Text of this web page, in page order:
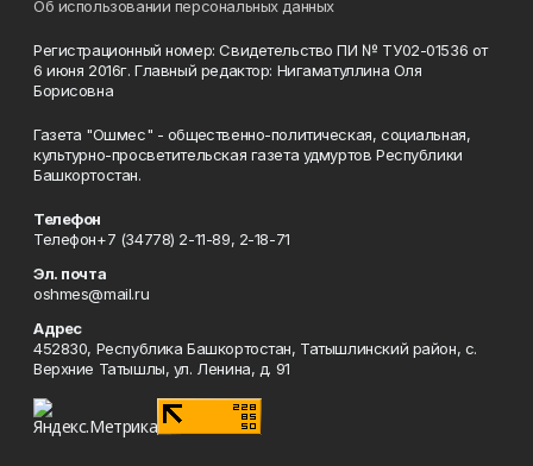
Об использовании персональных данных
Регистрационный номер: Свидетельство ПИ № ТУ02-01536 от
6 июня 2016г. Главный редактор: Нигаматуллина Оля
Борисовна
Газета "Ошмес" - общественно-политическая, социальная,
культурно-просветительская газета удмуртов Республики
Башкортостан.
Телефон
Телефон+7 (34778) 2-11-89, 2-18-71
Эл. почта
oshmes@mail.ru
Адрес
452830, Республика Башкортостан, Татышлинский район, с.
Верхние Татышлы, ул. Ленина, д. 91